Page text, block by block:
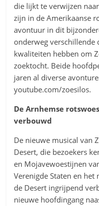
die lijkt te verwijzen
zijn in de Amerikaanse
avontuur in dit
onderweg verschillende
kwaliteiten hebben om
zoektocht. Beide
jaren al diverse
youtube.com/zoesilos.
De Arnhemse
verbouwd
De nieuwe musical van
Desert, die bezoekers
en Mojavewoestijnen
Verenigde Staten en
de Desert ingrijpend
nieuwe hoofdingang